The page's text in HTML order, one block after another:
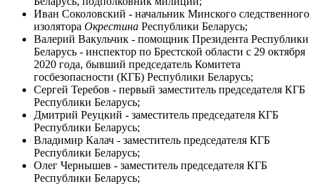
Иван Соколовский - начальник Минского следственного
изолятора Окрестина Республики Беларусь;
Валерий Вакульчик - помощник Президента Республики
Беларусь - инспектор по Брестской области с 29 октября
2020 года, бывший председатель Комитета
госбезопасности (КГБ) Республики Беларусь;
Сергей Теребов - первый заместитель председателя КГБ
Республики Беларусь;
Дмитрий Реуцкий - заместитель председателя КГБ
Республики Беларусь;
Владимир Калач - заместитель председателя КГБ
Республики Беларусь;
Олег Чернышев - заместитель председателя КГБ
Республики Беларусь;